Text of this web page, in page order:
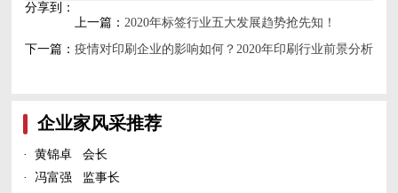
分享到：
上一篇： 2020年标签行业五大发展趋势抢先知！
下一篇： 疫情对印刷企业的影响如何？2020年印刷行业前景分析
企业家风采推荐
·
黄锦卓 会长
·
冯富强 监事长